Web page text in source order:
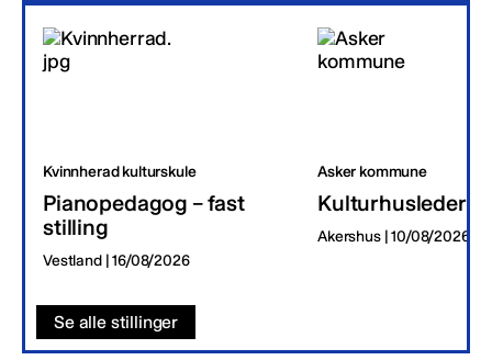
Kvinnherad kulturskule
Pianopedagog – fast
stilling
Vestland | 16/08/2026
Asker kommune
Kulturhusleder
Akershus | 10/08/2026
Se alle stillinger